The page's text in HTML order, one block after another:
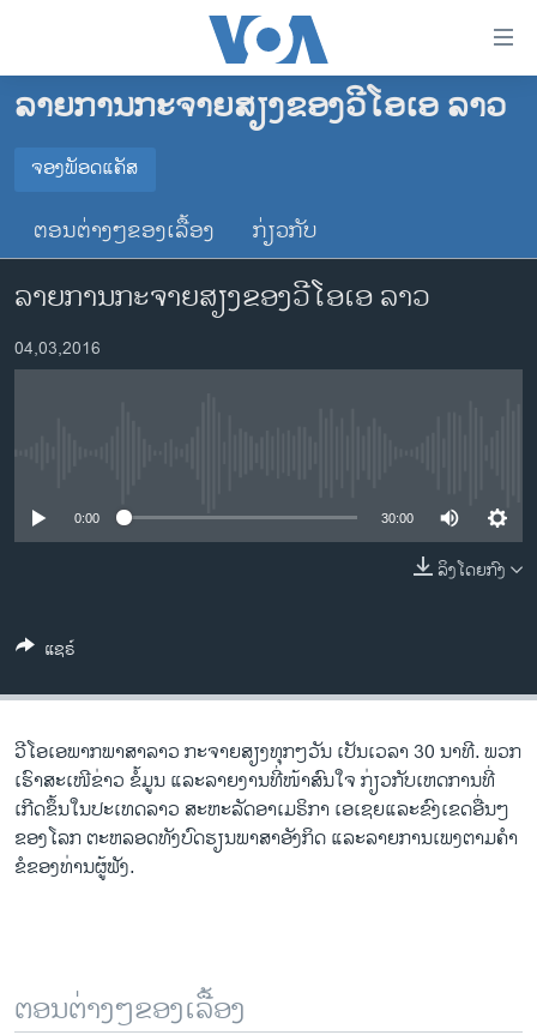
ເຂົ້າ
ຂ້າມ
ໄປ
ຊອກ
ຄົ້ນ
ໂຮມເພຈ
ລາວ
ອາເມຣິກາ
ການເລືອກຕັ້ງ ປະທານາທີບໍດີ ສະຫະລັດ 2024
ຂ່າວ​ຈີນ
ໂລກ
ຊຸມຊົນຊາວລາວ
ພາສາອັງກິດ
ວີດີໂອ
ລາຍການກະຈາຍສຽງ
ລາຍງານ
ຕິດຕາມພວກເຮົາ ທີ່
ລາຍການກະຈາຍສຽງຂອງວີໂອເອ ລາວ
ຈອງພັອດແຄັສ
ຈອງພັອດແຄັສ
ຕອນຕ່າງໆຂອງເລື້ອງ ກ່ຽວກັບ
ລາຍການກະຈາຍສຽງຂອງວີໂອເອ ລາວ
04,03,2016
0:00 30:00
ລິງໂດຍກົງ
ແຊຣ໌
ວີ​ໂອ​ເອພາກ​ພາສາ​ລາວ​ ກະຈາຍສຽງ​ທຸກໆ​ວັນ ​ເປັນ​ເວລາ 30 ນາທີ. ພວກ​
ເຮົາ​ສະ​ເໜີຂ່າວ ຂໍ້​ມູນ ​ແລະ​ລາຍ​ງານ​ທີ່​ໜ້າ​ສົນ​ໃຈ ກ່ຽວກັບ​​ເຫດການ​​ທີ່​
ເກີດ​ຂຶ້ນ​ໃນ​ປະ​ເທດ​ລາວ ສະຫະລັດ​ອ​າ​ເມ​ຣິ​ກາ ​ເອ​ເຊຍ​ແລະ​ຂົງເຂດ​ອື່ນໆ​
ຂອງ​ໂລກ ຕະຫລອດ​ທັງ​ບົດຮຽນ​ພາສາ​ອັງກິດ ​ແລະ​ລາຍການ​ເພງ​ຕາມ​ຄຳ​
ຂໍ​ຂອງ​ທ່ານ​ຜູ້​ຟັງ.
ຕອນຕ່າງໆຂອງເລື້ອງ